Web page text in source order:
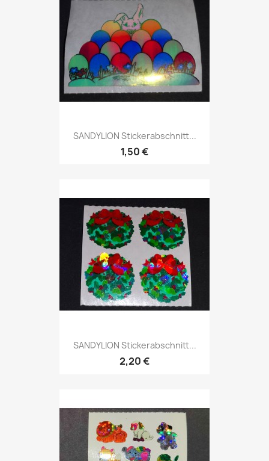
SANDYLION Stickerabschnitt...
1,50 €
SANDYLION Stickerabschnitt...
2,20 €